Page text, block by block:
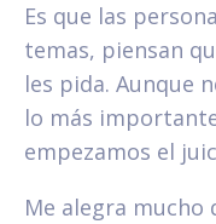
Es que las
temas, piensan
les pida. Aunque
lo más
empezamos el
Me alegra mucho